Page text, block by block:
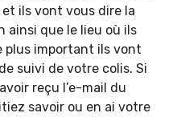
ils vont vous dire la
ainsi que le lieu où ils
plus important ils vont
suivi de votre colis. Si
reçu l’e-mail du
savoir ou en ai votre